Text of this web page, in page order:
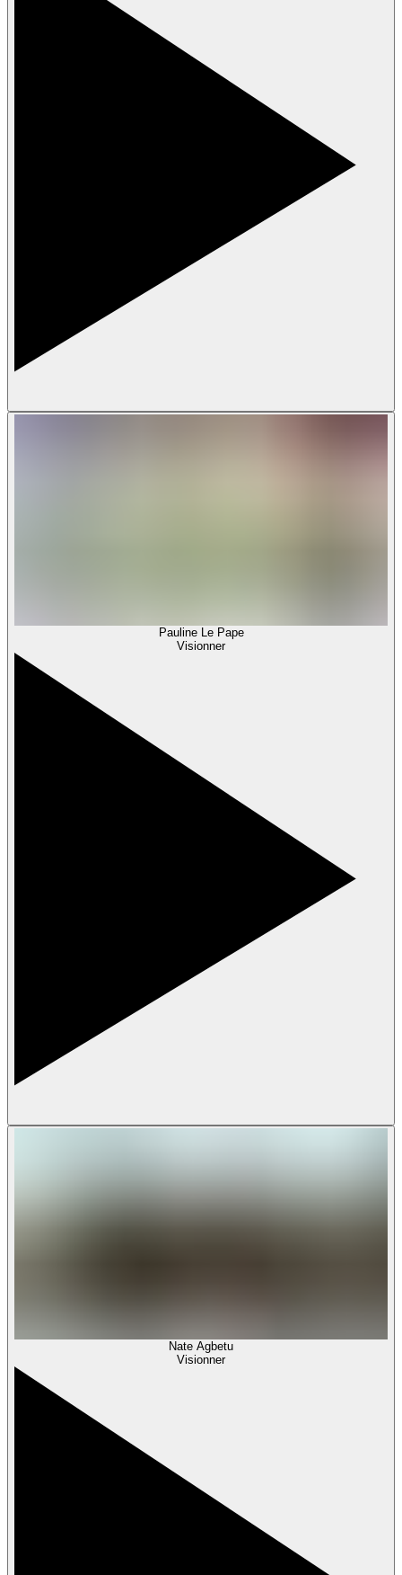
Pauline Le Pape
Visionner
Nate Agbetu
Visionner